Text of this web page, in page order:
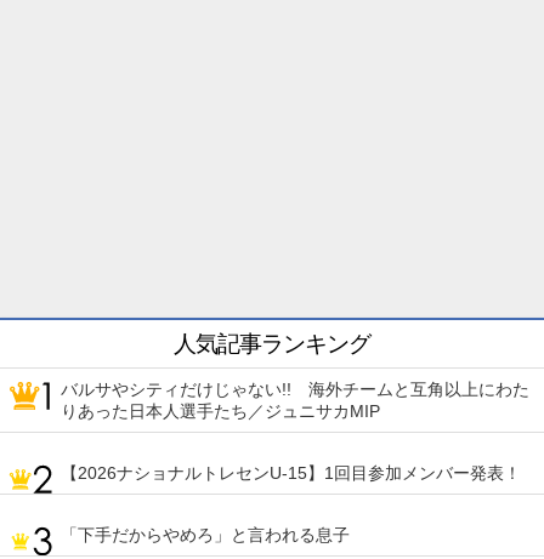
人気記事ランキング
バルサやシティだけじゃない!! 海外チームと互角以上にわた
りあった日本人選手たち／ジュニサカMIP
【2026ナショナルトレセンU-15】1回目参加メンバー発表！
「下手だからやめろ」と言われる息子